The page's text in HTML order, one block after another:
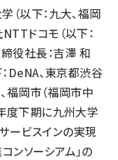
以下：九大、福岡
ドコモ（以下：
役社長：吉澤 和
：DeNA、東京都渋谷
福岡市（福岡市中
度下期に九州大学
ービスインの実現
ンソーシアム」の